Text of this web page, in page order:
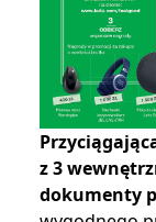
z 3
dokumenty